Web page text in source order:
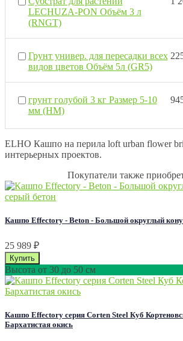
LECHUZA-PON Объём 3 л
(RNGT)
Грунт универ. для пересадки всех
видов цветов Объём 5л (GR5)
грунт голубой 3 кг Размер 5-10
мм (НМ)
ELHO Кашпо на перила loft urban flower
интерьерных проектов.
Покупатели также
Кашпо Effectory - Beton - Большой округлый
25 989 ₽
Высота от 30 до 50 см
Кашпо Effectory серия Corten Steel Куб
Бархатистая окись